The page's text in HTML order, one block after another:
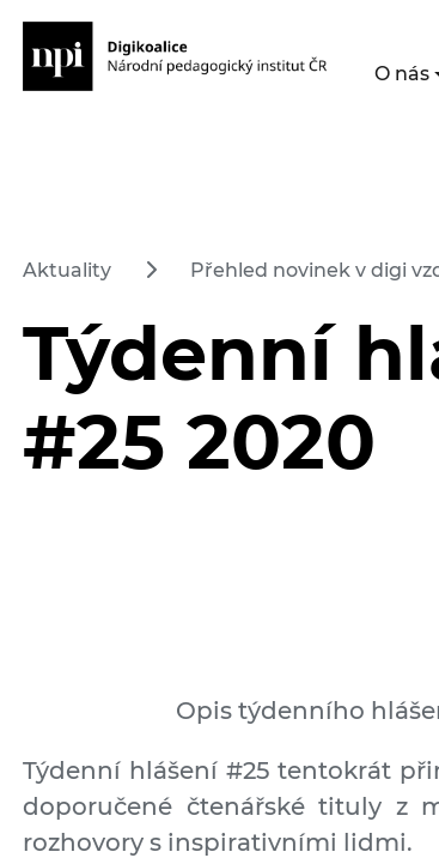
O nás
Aktuality Přehled novinek v digi
Týdenní
#25 2020
Opis týdenního
Týdenní hlášení #25 tentokrát
doporučené čtenářské tituly z
rozhovory s inspirativními lidmi.